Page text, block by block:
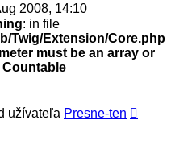
2008, 14:10
: in file
Twig/Extension/Core.php
must be an array or
užívateľa Presne-ten